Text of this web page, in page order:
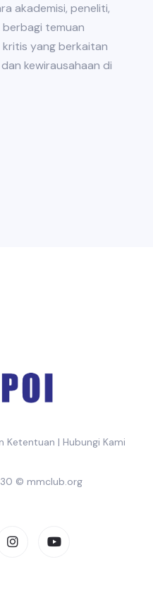
akademisi, peneliti,
temuan
kritis yang berkaitan
kewirausahaan di
Ketentuan | Hubungi Kami
© mmclub.org